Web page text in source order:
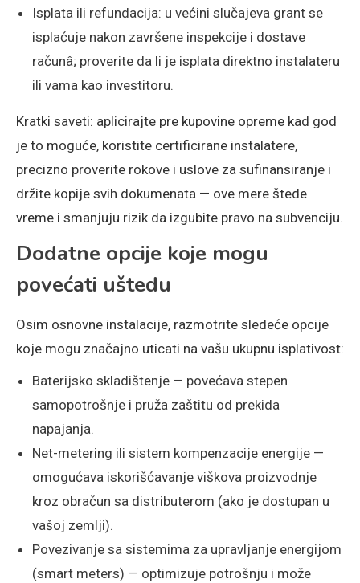
Isplata ili refundacija: u većini slučajeva grant se
isplaćuje nakon završene inspekcije i dostave
računâ; proverite da li je isplata direktno instalateru
ili vama kao investitoru.
Kratki saveti: aplicirajte pre kupovine opreme kad god
je to moguće, koristite certificirane instalatere,
precizno proverite rokove i uslove za sufinansiranje i
držite kopije svih dokumenata — ove mere štede
vreme i smanjuju rizik da izgubite pravo na subvenciju.
Dodatne opcije koje mogu
povećati uštedu
Osim osnovne instalacije, razmotrite sledeće opcije
koje mogu značajno uticati na vašu ukupnu isplativost:
Baterijsko skladištenje — povećava stepen
samopotrošnje i pruža zaštitu od prekida
napajanja.
Net-metering ili sistem kompenzacije energije —
omogućava iskorišćavanje viškova proizvodnje
kroz obračun sa distributerom (ako je dostupan u
vašoj zemlji).
Povezivanje sa sistemima za upravljanje energijom
(smart meters) — optimizuje potrošnju i može